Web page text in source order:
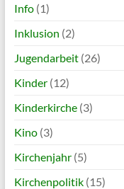
Info(1)
Inklusion (2)
Jugendarbeit(26)
Kinder(12)
Kinderkirche(3)
Kino(3)
Kirchenjahr(5)
Kirchenpolitik(15)